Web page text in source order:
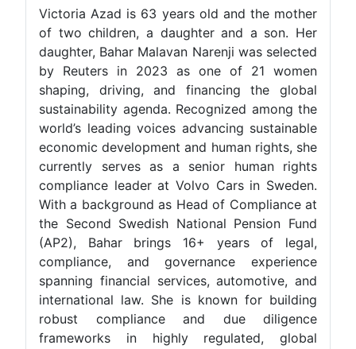
Victoria Azad is 63 years old and
of two children, a daughter and
daughter, Bahar Malavan Narenji
by Reuters in 2023 as one of
shaping, driving, and financing
sustainability agenda. Recognized
world’s leading voices advancing
economic development and human
currently serves as a senior
compliance leader at Volvo Cars
With a background as Head of
the Second Swedish National
(AP2), Bahar brings 16+
compliance, and governance
spanning financial services,
international law. She is known
robust compliance and due
frameworks in highly